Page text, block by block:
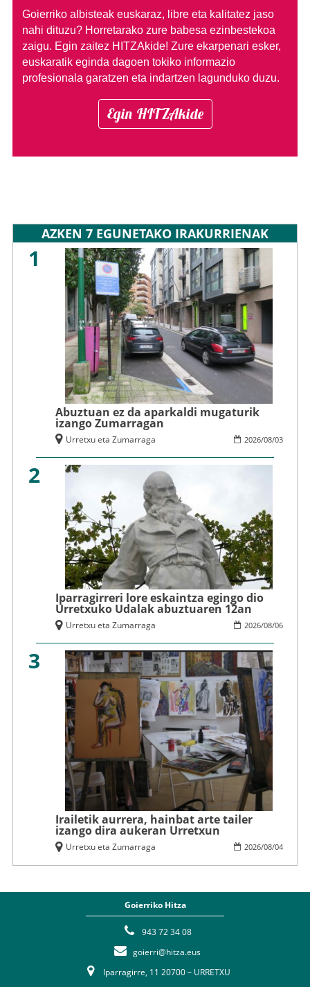
Goierriko albisteak euskaraz, libre eta kalitatez jaso
nahi dituzu? Horretarako zure babesa ezinbestekoa
zaigu. Egin zaitez HITZAkide! Zure ekarpenari esker,
euskaratik eginda dagoen tokiko informazio
profesionala garatzen eta indartzen lagunduko duzu.
Egin HITZAkide
AZKEN 7 EGUNETAKO IRAKURRIENAK
1
Abuztuan ez da aparkaldi mugaturik
izango Zumarragan
2026/08/03
Urretxu eta Zumarraga
2
Iparragirreri lore eskaintza egingo dio
Urretxuko Udalak abuztuaren 12an
2026/08/06
Urretxu eta Zumarraga
3
Irailetik aurrera, hainbat arte tailer
izango dira aukeran Urretxun
2026/08/04
Urretxu eta Zumarraga
Goierriko Hitza
943 72 34 08
goierri@hitza.eus
Iparragirre, 11 20700 – URRETXU